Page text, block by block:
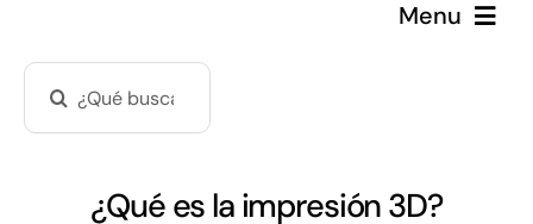
Menu
¿Qué es la impresión 3D?